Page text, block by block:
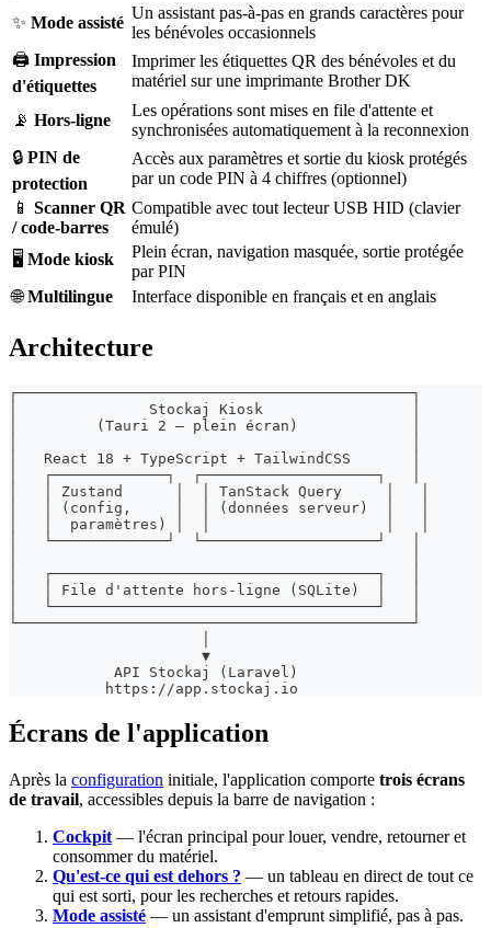
✨ Mode assisté
Un assistant pas-à-pas en grands caractères pour
les bénévoles occasionnels
🖨️ Impression
d'étiquettes
Imprimer les étiquettes QR des bénévoles et du
matériel sur une imprimante Brother DK
📡 Hors-ligne
Les opérations sont mises en file d'attente et
synchronisées automatiquement à la reconnexion
🔒 PIN de
protection
Accès aux paramètres et sortie du kiosk protégés
par un code PIN à 4 chiffres (optionnel)
📱 Scanner QR
/ code-barres
Compatible avec tout lecteur USB HID (clavier
émulé)
🖥️ Mode kiosk
Plein écran, navigation masquée, sortie protégée
par PIN
🌐Multilingue Interface disponible en français et en anglais
Architecture
┌─────────────────────────────────────────────┐
│               Stockaj Kiosk                 │
│         (Tauri 2 — plein écran)             │
│   React 18 + TypeScript + TailwindCSS       │
│   ┌─────────────┐  ┌────────────────────┐   │
│   │ Zustand      │  │ TanStack Query     │   │
│   │ (config,     │  │ (données serveur)  │   │
│   │  paramètres) │  │                    │   │
│   └─────────────┘  └────────────────────┘   │
│   ┌─────────────────────────────────────┐   │
│   │ File d'attente hors-ligne (SQLite)  │   │
│   └─────────────────────────────────────┘   │
└─────────────────────────────────────────────┘
                      ▼
            API Stockaj (Laravel)
           https://app.stockaj.io
Écrans de l'application
Après la configuration initiale, l'application comporte trois écrans
de travail, accessibles depuis la barre de navigation :
Cockpit — l'écran principal pour louer, vendre, retourner et
consommer du matériel.
Qu'est-ce qui est dehors ? — un tableau en direct de tout ce
qui est sorti, pour les recherches et retours rapides.
Mode assisté — un assistant d'emprunt simplifié, pas à pas.